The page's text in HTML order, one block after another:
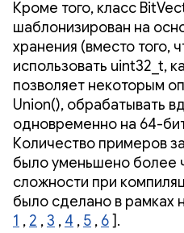
Кроме того, класс
шаблонизирован на
хранения (вместо того,
использовать uint32_t,
позволяет некоторым
Union(), обрабатывать
одновременно на 64-
Количество примеров
было уменьшено более
сложности при
было сделано в рамках
1 , 2 ,3 , 4 , 5 , 6].